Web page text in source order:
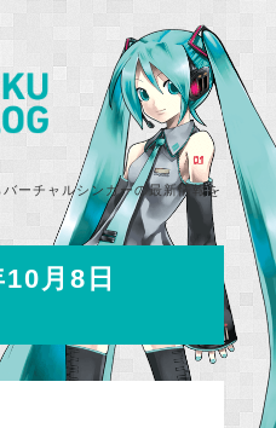
ーチャルシンガーの最新情報を
月8日